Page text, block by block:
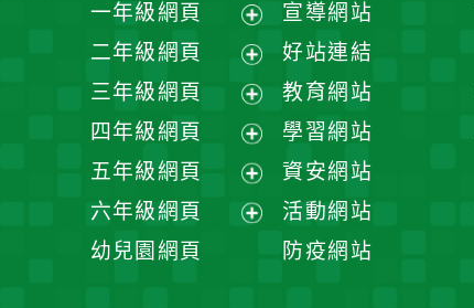
一年級網頁
展
開
選
單
二年級網頁
展
開
選
單
三年級網頁
展
開
選
單
四年級網頁
展
開
選
五年級網頁
展
開
六年級網頁
幼兒園網頁
宣導網站
好站連結
教育網站
學習網站
資安網站
活動網站
防疫網站